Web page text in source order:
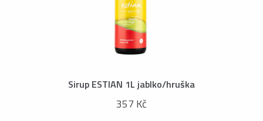
Sirup ESTIAN 1L jablko/hruška
357 Kč